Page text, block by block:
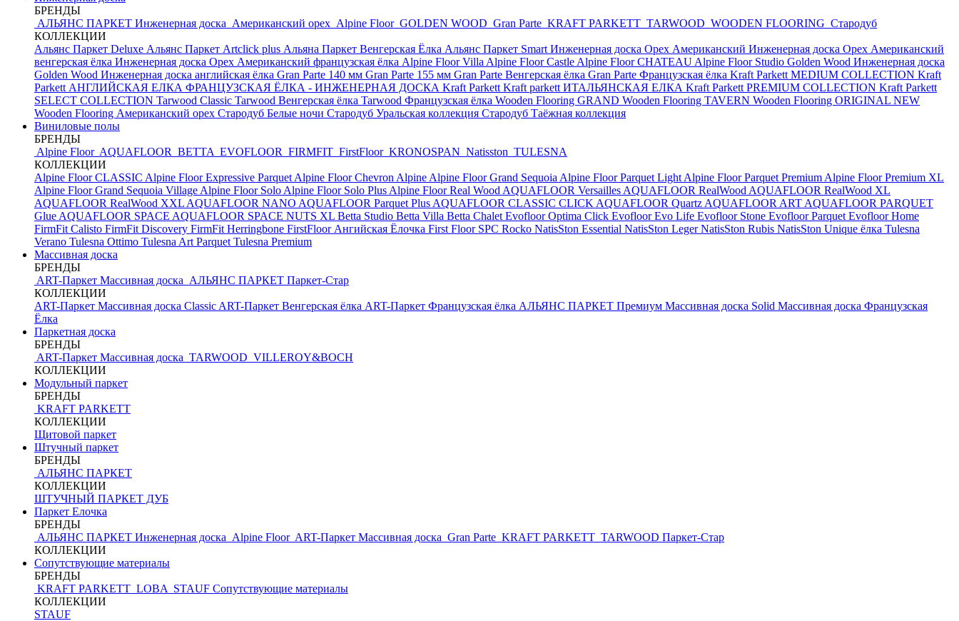
БРЕНДЫ
АЛЬЯНС ПАРКЕТ Инженерная доска Американский орех Alpine Floor GOLDEN WOOD Gran Parte KRAFT PARKETT TARWOOD WOODEN FLOORING Стародуб
КОЛЛЕКЦИИ
Альянс Паркет Deluxe Альянс Паркет Artclick plus Альяна Паркет Венгерская Ёлка Альянс Паркет Smart Инженерная доска Орех Американский Инженерная доска Орех Американский
венгерская ёлка Инженерная доска Орех Американский французская ёлка Alpine Floor Villa Alpine Floor Castle Alpine Floor CHATEAU Alpine Floor Studio Golden Wood Инженерная доска
Golden Wood Инженерная доска английская ёлка Gran Parte 140 мм Gran Parte 155 мм Gran Parte Венгерская ёлка Gran Parte Французская ёлка Kraft Parkett MEDIUM COLLECTION Kraft
Parkett АНГЛИЙСКАЯ ЕЛКА ФРАНЦУЗСКАЯ ЁЛКА - ИНЖЕНЕРНАЯ ДОСКА Kraft Parkett Kraft parkett ИТАЛЬЯНСКАЯ ЕЛКА Kraft Parkett PREMIUM COLLECTION Kraft Parkett
SELECT COLLECTION Tarwood Classic Tarwood Венгерская ёлка Tarwood Французская ёлка Wooden Flooring GRAND Wooden Flooring TAVERN Wooden Flooring ORIGINAL NEW
Wooden Flooring Американский орех Стародуб Белые ночи Стародуб Уральская коллекция Стародуб Таёжная коллекция
Виниловые полы
БРЕНДЫ
Alpine Floor AQUAFLOOR BETTA EVOFLOOR FIRMFIT FirstFloor KRONOSPAN Natisston TULESNA
КОЛЛЕКЦИИ
Alpine Floor CLASSIC Alpine Floor Expressive Parquet Alpine Floor Chevron Alpine Alpine Floor Grand Sequoia Alpine Floor Parquet Light Alpine Floor Parquet Premium Alpine Floor Premium XL
Alpine Floor Grand Sequoia Village Alpine Floor Solo Alpine Floor Solo Plus Alpine Floor Real Wood AQUAFLOOR Versailles AQUAFLOOR RealWood AQUAFLOOR RealWood XL
AQUAFLOOR RealWood XXL AQUAFLOOR NANO AQUAFLOOR Parquet Plus AQUAFLOOR CLASSIC CLICK AQUAFLOOR Quartz AQUAFLOOR ART AQUAFLOOR PARQUET
Glue AQUAFLOOR SPACE AQUAFLOOR SPACE NUTS XL Betta Studio Betta Villa Betta Chalet Evofloor Optima Click Evofloor Evo Life Evofloor Stone Evofloor Parquet Evofloor Home
FirmFit Calisto FirmFit Discovery FirmFit Herringbone FirstFloor Ангийская Ёлочка First Floor SPC Rocko NatisSton Essential NatisSton LegerNatisSton Rubis NatisSton Unique ёлка Tulesna
Verano Tulesna Ottimo Tulesna Art Parquet Tulesna Premium
Массивная доска
БРЕНДЫ
ART-Паркет Массивная доска АЛЬЯНС ПАРКЕТ Паркет-Стар
КОЛЛЕКЦИИ
ART-Паркет Массивная доска Classic ART-Паркет Венгерская ёлка ART-Паркет Французская ёлка АЛЬЯНС ПАРКЕТ Премиум Массивная доска Solid Массивная доска Французская
Ёлка
Паркетная доска
БРЕНДЫ
ART-Паркет Массивная доска TARWOOD VILLEROY&BOCH
КОЛЛЕКЦИИ
Модульный паркет
БРЕНДЫ
KRAFT PARKETT
КОЛЛЕКЦИИ
Щитовой паркет
Штучный паркет
БРЕНДЫ
АЛЬЯНС ПАРКЕТ
КОЛЛЕКЦИИ
ШТУЧНЫЙ ПАРКЕТ ДУБ
Паркет Елочка
БРЕНДЫ
АЛЬЯНС ПАРКЕТ Инженерная доска Alpine Floor ART-Паркет Массивная доска Gran Parte KRAFT PARKETT TARWOOD Паркет-Стар
КОЛЛЕКЦИИ
Сопутствующие материалы
БРЕНДЫ
KRAFT PARKETT LOBA STAUF Сопутствующие материалы
КОЛЛЕКЦИИ
STAUF